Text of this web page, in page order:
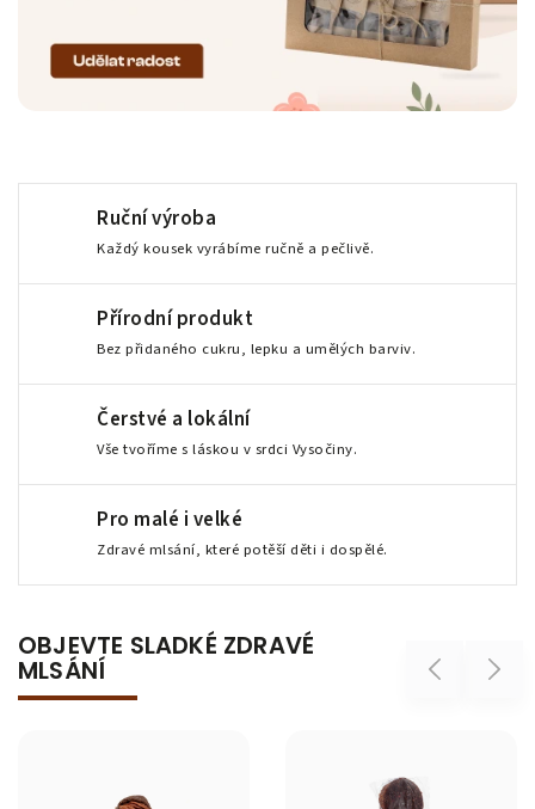
Ruční výroba
Každý kousek vyrábíme ručně a pečlivě.
Přírodní produkt
Bez přidaného cukru, lepku a umělých barviv.
Čerstvé a lokální
Vše tvoříme s láskou v srdci Vysočiny.
Pro malé i velké
Zdravé mlsání, které potěší děti i dospělé.
OBJEVTE SLADKÉ ZDRAVÉ
MLSÁNÍ Previous Next